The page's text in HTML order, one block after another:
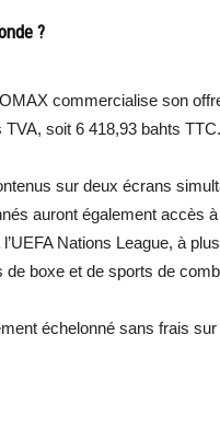
?
commercialise son
soit 6 418,93 bahts TTC.
sur deux écrans
auront également accès
Nations League, à
de boxe et de sports de
échelonné sans frais